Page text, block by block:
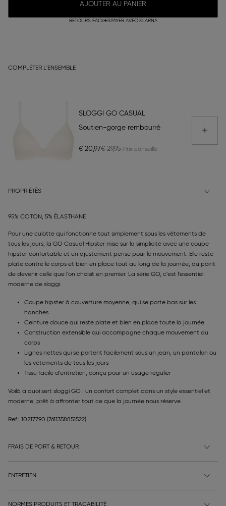
AJOUTER AU PANIER
RETOURS FACILESPAYER AVEC KLARNA
COMPLÉTER L'ENSEMBLE
SLOGGI GO CASUAL
Soutien-gorge rembourré
€ 20,97€ 29,95
PROPRIÉTÉS
95% COTON, 5% ÉLASTHANE
Pour une culotte qui fonctionne tout simplement sous les vêtements de
tous les jours, la GO Casual Hipster mise sur la simplicité avec une coupe
hipster confortable et un ajustement pensé pour le mouvement. Elle reste
plate contre le corps et bien en place tout au long de la journée, au point
de devenir celle que l'on choisit en premier. La série GO, c'est l'essentiel
moderne de sloggi.
Coupe hipster à couverture moyenne, qui se porte bas sur les
hanches
Ceinture douce qui reste plate et bien en place toute la journée
Construction extensible qui accompagne chaque mouvement du
corps
Lignes nettes qui se portent facilement sous un jean, un pantalon ou
les vêtements de tous les jours
Tissu facile d'entretien, conçu pour un usage régulier
Voilà à quoi sert sloggi GO : un confort complet dans un style essentiel et
moderne, prêt à affronter tout ce que la journée nous réserve.
Ref.: 10217790 (7611358851522)
FRAIS DE PORT & RETOUR
ENTRETIEN
NORMES PRODUITS ET TRAÇABILITÉ